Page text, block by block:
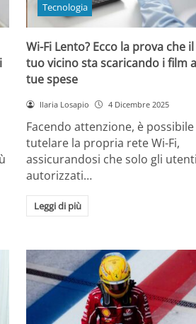
Tecnologia
Wi-Fi Lento? Ecco la prova che il
tuo vicino sta scaricando i film a
tue spese
Ilaria Losapio 4 Dicembre 2025
Facendo attenzione, è possibile
tutelare la propria rete Wi-Fi,
assicurandosi che solo gli utenti
autorizzati…
Leggi di più